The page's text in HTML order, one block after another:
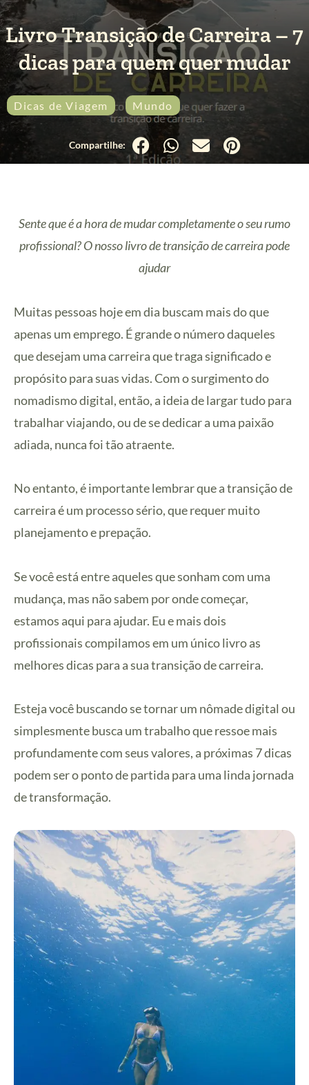
Livro Transição de Carreira – 7
dicas para quem quer mudar
Dicas de Viagem Mundo
Sente que é a hora de mudar completamente o seu rumo
profissional? O nosso livro de transição de carreira pode
ajudar
Muitas pessoas hoje em dia buscam mais do que
apenas um emprego. É grande o número daqueles
que desejam uma carreira que traga significado e
propósito para suas vidas. Com o surgimento do
nomadismo digital, então, a ideia de largar tudo para
trabalhar viajando, ou de se dedicar a uma paixão
adiada, nunca foi tão atraente.
No entanto, é importante lembrar que a transição de
carreira é um processo sério, que requer muito
planejamento e prepação.
Se você está entre aqueles que sonham com uma
mudança, mas não sabem por onde começar,
estamos aqui para ajudar. Eu e mais dois
profissionais compilamos em um único livro as
melhores dicas para a sua transição de carreira.
Esteja você buscando se tornar um nômade digital ou
simplesmente busca um trabalho que ressoe mais
profundamente com seus valores, a próximas 7 dicas
podem ser o ponto de partida para uma linda jornada
de transformação.